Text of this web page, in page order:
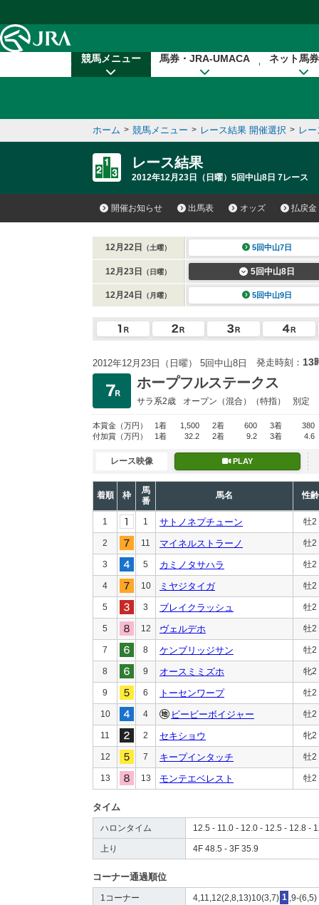
競馬メニュー 馬券・JRA-UMACA ネット馬
ホーム > 競馬メニュー > レース結果 開催選択 > レ
レース結果
2012年12月23日（日曜）5回中山8日 7レース
開催お知らせ 出馬表 オッズ 払戻金
12月22日 （土曜） 5回中山7日
12月23日 （日曜） 5回中山8日
12月24日 （月曜） 5回中山9日
2012年12月23日（日曜） 5回中山8日 発走時刻： 13
ホープフルステークス
サラ系2歳 オープン （混合）（特指） 別定
本賞金 （万円） 1着 1,500 2着 600 3着
380
付加賞 （万円） 1着 32.2 2着 9.2 3着 4.6
レース映像 PLAY
着順 枠
馬
番
馬名 性齢
1 1 サトノネプチューン 牡2
2 11 マイネルストラーノ 牡2
3 5 カミノタサハラ 牡2
4 10 ミヤジタイガ 牡2
5 3 ブレイクラッシュ 牡2
5 12 ヴェルデホ 牡2
7 8 ケンブリッジサン 牡2
8 9 オースミミズホ 牝2
9 6 トーセンワープ 牡2
10 4 ビービーボイジャー 牡2
11 2 セキショウ 牝2
12 7 キープインタッチ 牡2
13 13 モンテエベレスト 牡2
タイム
ハロンタイム 12.5 - 11.0 - 12.0 - 12.5 - 12.8 -
上り 4F 48.5 - 3F 35.9
コーナー通過順位
1コーナー 4,11,12(2,8,13)10(3,7) 1 ,9-(6,5)